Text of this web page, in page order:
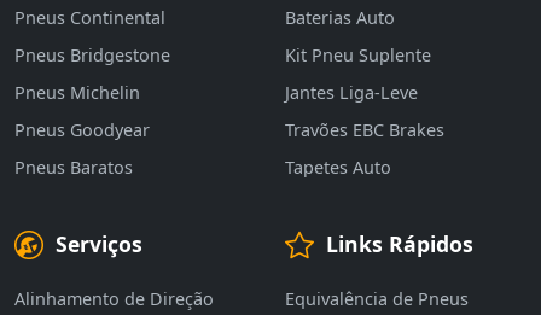
Pneus Continental
Pneus Bridgestone
Pneus Michelin
Pneus Goodyear
Pneus Baratos
Baterias Auto
Kit Pneu Suplente
Jantes Liga-Leve
Travões EBC Brakes
Tapetes Auto
Serviços
Alinhamento de Direção
Links Rápidos
Equivalência de Pneus